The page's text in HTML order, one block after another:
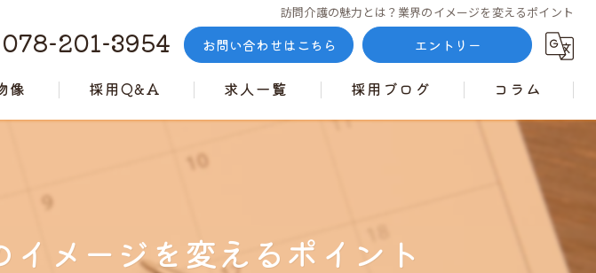
訪問介護の魅力とは？業界のイメージを変えるポイント
078-201-3954 お問い合わせはこちら エントリー
像 採用Q&A 求人一覧 採用ブログ コラム
メージを変えるポイント